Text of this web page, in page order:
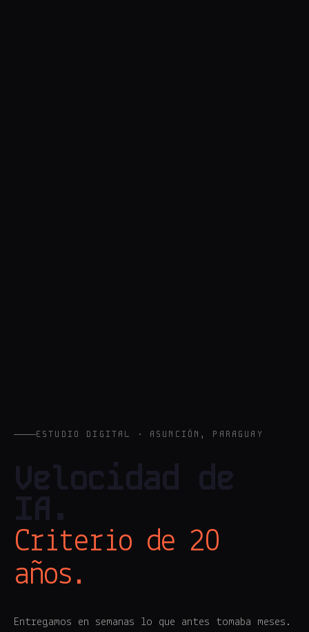
ESTUDIO DIGITAL · ASUNCIÓN, PARAGUAY
Velocidad de
IA.
Criterio de 20
años.
Entregamos en semanas lo que antes tomaba meses.